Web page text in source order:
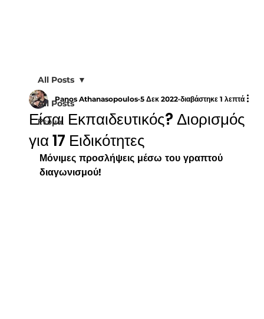
All Posts
Ρεύμα
All Posts
Είσαι Εκπαιδευτικός? Διορισμός
για 17 Ειδικότητες
Panos Athanasopoulos 5 Δεκ 2022 διαβάστηκε 1 λεπτά
Μόνιμες προσλήψεις μέσω του γραπτού
διαγωνισμού!